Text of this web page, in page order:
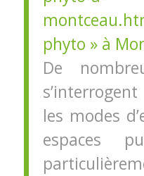
phyto » à
De
les modes
espaces